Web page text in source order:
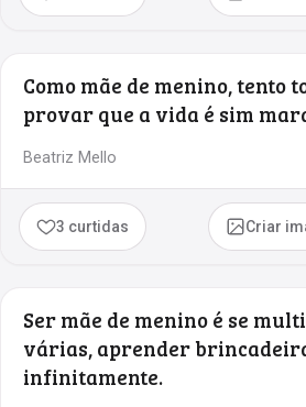
Como mãe de menino, tento
provar que a vida é sim
Beatriz Mello
3 curtidas Criar
Ser mãe de menino é se
várias, aprender
infinitamente.